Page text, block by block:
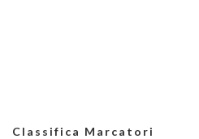
Classifica Marcatori